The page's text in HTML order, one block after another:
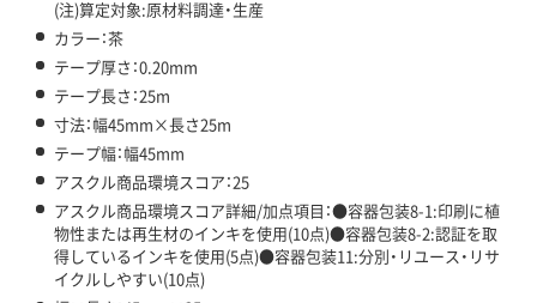
(注)算定対象:原材料調達・生産
カラー：茶
テープ厚さ：0.20mm
テープ長さ：25m
寸法：幅45mm×長さ25m
テープ幅：幅45mm
アスクル商品環境スコア：25
アスクル商品環境スコア詳細/加点項目：●容器包装8-1:印刷に植
物性または再生材のインキを使用(10点)●容器包装8-2:認証を取
得しているインキを使用(5点)●容器包装11:分別・リユース・リサ
イクルしやすい(10点)